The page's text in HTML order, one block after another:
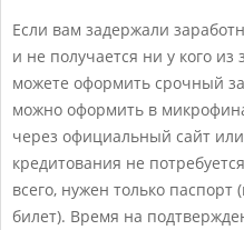
Если вам задержали
и не получается ни у кого из
можете оформить срочный
можно оформить в
через официальный сайт
кредитования не
всего, нужен только
билет). Время на